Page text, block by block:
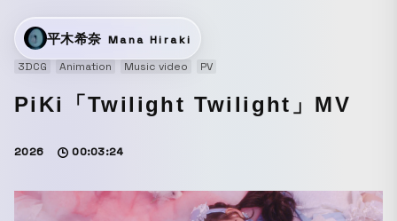
平木希奈 Mana Hiraki
3DCG
Animation Music video PV
PiKi「Twilight Twilight」MV
2026 00:03:24